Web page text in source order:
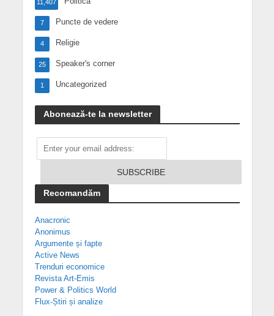
11,407
Puncte de vedere
7
Religie
4
Speaker's corner
25
Uncategorized
1
Abonează-te la newsletter
Recomandăm
Anacronic
Anonimus
Argumente și fapte
Active News
Trenduri economice
Revista Art-Emis
Power & Politics World
Flux-Știri și analize